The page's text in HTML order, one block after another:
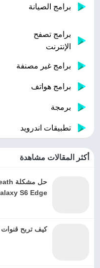
برامج الصيانة
برامج تصفح
الإنترنت
برامج غير مصنفة
برامج هواتف
برمجة
تطبيقات اندرويد
أكثر المقالات مشاهدة
S6 Edge
كيف تربح قنوات